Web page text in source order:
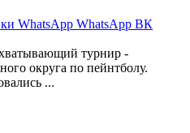
WhatsApp WhatsApp ВК
турнир -
округа по пейнтболу.
...